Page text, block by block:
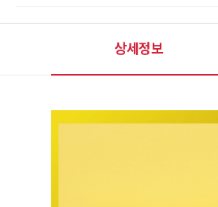
상세정보